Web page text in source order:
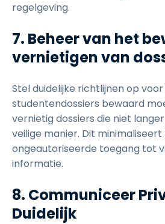
regelgeving.
7. Beheer van het
vernietigen van
Stel duidelijke richtlijnen op
studentendossiers bewaard
vernietig dossiers die niet
veilige manier. Dit
ongeautoriseerde toegang tot
informatie.
8. Communiceer
Duidelijk